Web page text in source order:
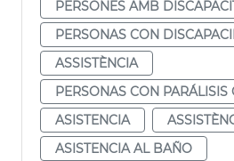
PERSONES AMB
PERSONAS CON
ASSISTÈNCIA
PERSONAS CON PARÁLISIS
ASISTENCIA
ASISTENCIA AL BAÑO